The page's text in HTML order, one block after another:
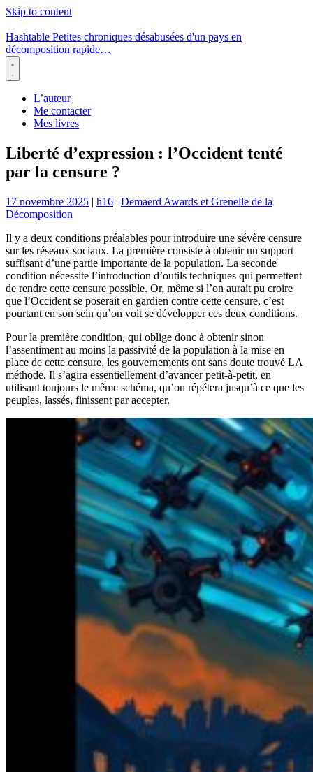
Skip to content
Hashtable Petites chroniques désabusées d'un pays en
décomposition rapide…
Menu
L’auteur
Me contacter
Mes livres
Liberté d’expression : l’Occident tenté
par la censure ?
17 novembre 2025 | h16 | Demaerd Awards et Grenelle de la
Décomposition
Il y a deux conditions préalables pour introduire une sévère censure
sur les réseaux sociaux. La première consiste à obtenir un support
suffisant d’une partie importante de la population. La seconde
condition nécessite l’introduction d’outils techniques qui permettent
de rendre cette censure possible. Or, même si l’on aurait pu croire
que l’Occident se poserait en gardien contre cette censure, c’est
pourtant en son sein qu’on voit se développer ces deux conditions.
Pour la première condition, qui oblige donc à obtenir sinon
l’assentiment au moins la passivité de la population à la mise en
place de cette censure, les gouvernements ont sans doute trouvé LA
méthode. Il s’agira essentiellement d’avancer petit-à-petit, en
utilisant toujours le même schéma, qu’on répétera jusqu’à ce que les
peuples, lassés, finissent par accepter.